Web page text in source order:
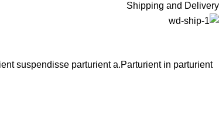
Shipping and Delivery
suspendisse parturient a.Parturient in parturient